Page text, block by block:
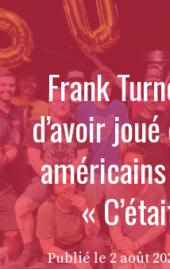
Frank
d’avoir
«
Publié le2 août